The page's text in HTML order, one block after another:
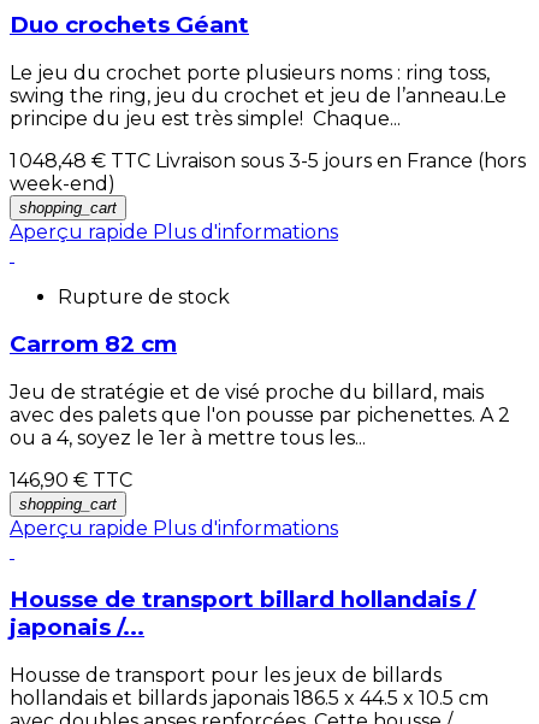
Duo crochets Géant
Le jeu du crochet porte plusieurs noms : ring toss,
swing the ring, jeu du crochet et jeu de l’anneau.Le
principe du jeu est très simple! Chaque...
1 048,48 € TTC Livraison sous 3-5 jours en France (hors
week-end)
shopping_cart
Aperçu rapide Plus d'informations
Rupture de stock
Carrom 82 cm
Jeu de stratégie et de visé proche du billard, mais
avec des palets que l'on pousse par pichenettes. A 2
ou a 4, soyez le 1er à mettre tous les...
146,90 € TTC
shopping_cart
Aperçu rapide Plus d'informations
Housse de transport billard hollandais /
japonais /...
Housse de transport pour les jeux de billards
hollandais et billards japonais 186.5 x 44.5 x 10.5 cm